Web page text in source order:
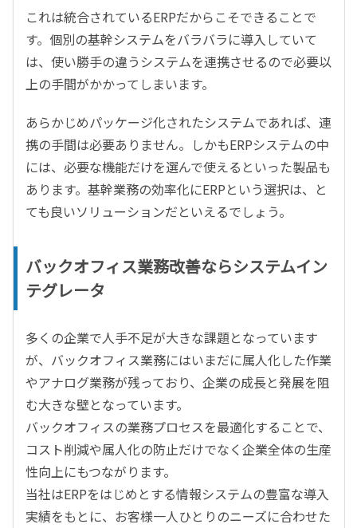
これは統合されているERPだからこそできることで
す。個別の基幹システムをバラバラに導入していて
は、使い勝手の違うシステムを連携させるので必要以
上の手間がかかってしまいます。
あらかじめパッケージ化されたシステムであれば、連
携の手間は必要ありません。しかもERPシステムの中
には、必要な機能だけを選んで使えるといった製品も
あります。基幹業務の効率化にERPという選択は、と
ても良いソリューションだといえるでしょう。
バックオフィス業務改善ならシステムイン
テグレータ
多くの企業で人手不足が大きな課題となっています
が、バックオフィス業務にはいまだに属人化した作業
やアナログ業務が残っており、企業の成長と発展を阻
む大きな壁となっています。
バックオフィスの業務プロセスを最適化することで、
コスト削減や属人化の防止だけでなく企業全体の生産
性向上にもつながります。
当社はERPをはじめとする情報システムの豊富な導入
実績をもとに、お客様一人ひとりのニーズに合わせた